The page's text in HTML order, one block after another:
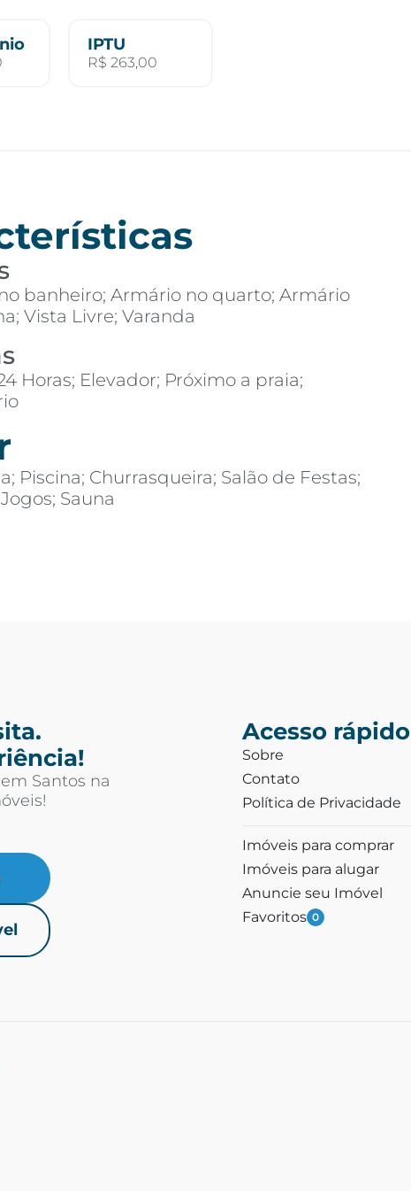
IPTU
R$ 263,00
banheiro; Armário no quarto; Armário
Vista Livre; Varanda
Horas; Elevador; Próximo a praia;
Piscina; Churrasqueira; Salão de Festas;
Sauna
Santos na
Acesso rápido
Sobre
Contato
Política de Privacidade
Imóveis para comprar
Imóveis para alugar
Anuncie seu Imóvel
Favoritos 0